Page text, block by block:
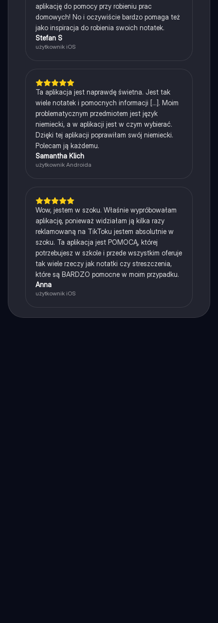
aplikację do pomocy przy robieniu prac
domowych! No i oczywiście bardzo pomaga też
jako inspiracja do robienia swoich notatek.
Stefan S
użytkownik iOS
Ta aplikacja jest naprawdę świetna. Jest tak
wiele notatek i pomocnych informacji [...]. Moim
problematycznym przedmiotem jest język
niemiecki, a w aplikacji jest w czym wybierać.
Dzięki tej aplikacji poprawiłam swój niemiecki.
Polecam ją każdemu.
Samantha Klich
użytkownik Androida
Wow, jestem w szoku. Właśnie wypróbowałam
aplikację, ponieważ widziałam ją kilka razy
reklamowaną na TikToku jestem absolutnie w
szoku. Ta aplikacja jest POMOCĄ, której
potrzebujesz w szkole i przede wszystkim oferuje
tak wiele rzeczy jak notatki czy streszczenia,
które są BARDZO pomocne w moim przypadku.
Anna
użytkownik iOS